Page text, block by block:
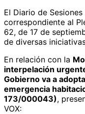
El Diario de
correspondiente al
62, de 17 de
de diversas
En relación con la
interpelación
Gobierno va a
emergencia
173/000043),
VOX: